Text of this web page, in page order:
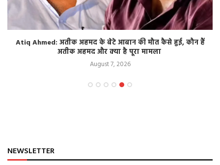
Atiq Ahmed: अतीक अहमद के बेटे आबान की मौत कैसे हुई, कौन हैं
अतीक अहमद और क्या है पूरा मामला
August 7, 2026
NEWSLETTER